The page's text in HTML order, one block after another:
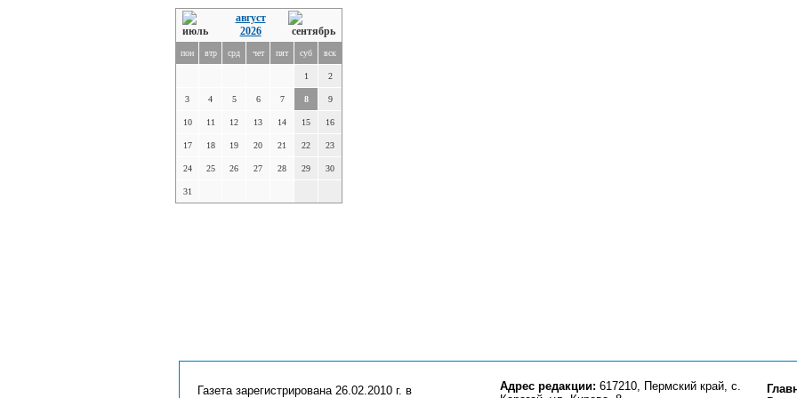
август
2026
пон втр срд чет пят суб вск
1 2
3 4 5 6 7 8 9
10 11 12 13 14 15 16
17 18 19 20 21 22 23
24 25 26 27 28 29 30
31
Газета зарегистрирована 26.02.2010 г. в
Адрес редакции: 617210, Пермский край, с.